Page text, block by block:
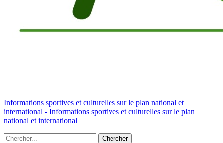
Informations sportives et culturelles sur le plan national et
international - Informations sportives et culturelles sur le plan
national et international